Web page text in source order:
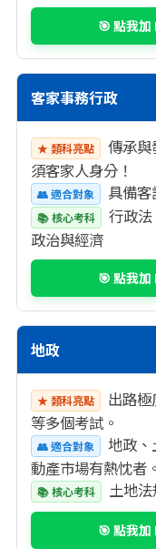
🎯 點我
客家事務行政
★ 類科亮點
傳承與
須客家人身分！
👥 適合對象 具備客
📚 核心考科
行政
政治與經濟
🎯 點我
地政
★ 類科亮點
出路
等多個考試。
👥 適合對象
地政、
動產市場有熱忱者。
📚 核心考科 土地
🎯 點我